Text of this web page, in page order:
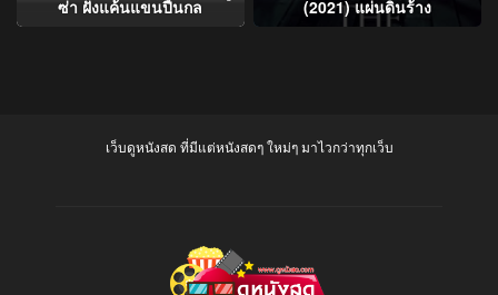
ซ่า ฝังแค้นแขนปืนกล (2021) แผ่นดินร้าง
เว็บดูหนังสด ที่มีแต่หนังสดๆ ใหม่ๆ มาไวกว่าทุกเว็บ